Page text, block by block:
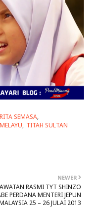
SEMASA
TITAH SULTAN
NEWER
RASMI TYT SHINZO
PERDANA MENTERI JEPUN
25 – 26 JULAI 2013